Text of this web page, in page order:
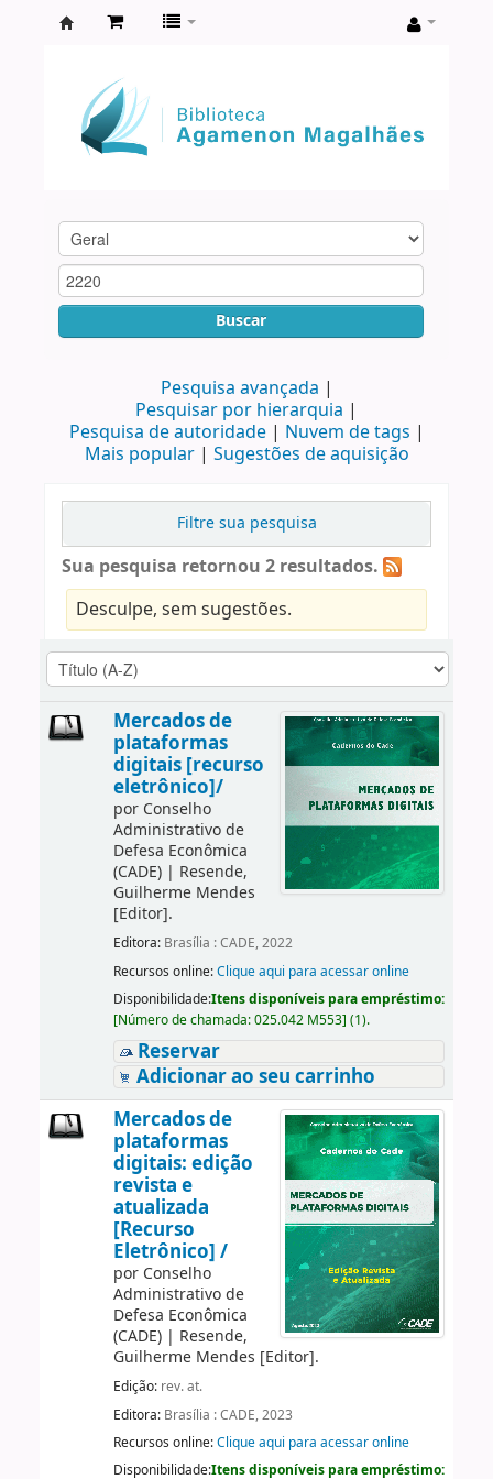
Agamenon
Magalhães
Buscar
Pesquisa avançada
Pesquisar por hierarquia
Pesquisa de autoridade
Nuvem de tags
Mais popular
Sugestões de aquisição
Filtre sua pesquisa
Sua pesquisa retornou 2 resultados.
Desculpe, sem sugestões.
Mercados de
plataformas
digitais [recurso
eletrônico]/
por Conselho
Administrativo de
Defesa Econômica
(CADE)| Resende,
Guilherme Mendes
[Editor].
Editora: Brasília : CADE, 2022
Recursos online:Clique aqui para acessar online
Disponibilidade:Itens disponíveis para empréstimo:
[Número de chamada:025.042 M553] (1).
Reservar
Adicionar ao seu carrinho
Mercados de
plataformas
digitais: edição
revista e
atualizada
[Recurso
Eletrônico] /
por Conselho
Administrativo de
Defesa Econômica
(CADE)| Resende,
Guilherme Mendes [Editor].
Edição: rev. at.
Editora: Brasília : CADE, 2023
Recursos online:Clique aqui para acessar online
Disponibilidade:Itens disponíveis para empréstimo: